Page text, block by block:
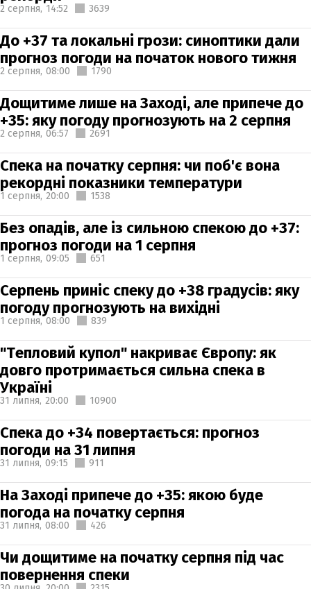
2 серпня, 14:52 3639
До +37 та локальні грози: синоптики дали
прогноз погоди на початок нового тижня
2 серпня, 08:00 1790
Дощитиме лише на Заході, але припече до
+35: яку погоду прогнозують на 2 серпня
2 серпня, 06:57 2691
Спека на початку серпня: чи поб'є вона
рекордні показники температури
1 серпня, 20:00 1538
Без опадів, але із сильною спекою до +37:
прогноз погоди на 1 серпня
1 серпня, 09:05 651
Серпень приніс спеку до +38 градусів: яку
погоду прогнозують на вихідні
1 серпня, 08:00 839
"Тепловий купол" накриває Європу: як
довго протримається сильна спека в
Україні
31 липня, 20:00 10900
Спека до +34 повертається: прогноз
погоди на 31 липня
31 липня, 09:15 911
На Заході припече до +35: якою буде
погода на початку серпня
31 липня, 08:00 426
Чи дощитиме на початку серпня під час
повернення спеки